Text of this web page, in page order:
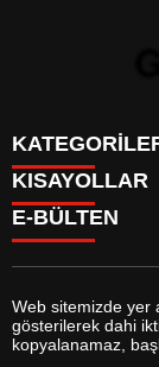
GÜNDEM
DÜNYA
SİYASET
MAGAZİN
SAĞLIK
EĞİTİM
YAŞAM
KISAYOLLAR
BURÇLAR
FİKSTÜR
FİRMA EKLE
FİRMA REHBERİ
E-BÜLTEN
Web sitemizde yer
gösterilerek dahi
kopyalanamaz,